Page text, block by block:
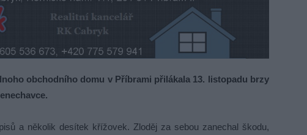
obchodního domu v Příbrami přilákala 13. listopadu brzy
a několik desítek křížovek. Zloděj za sebou zanechal škodu,